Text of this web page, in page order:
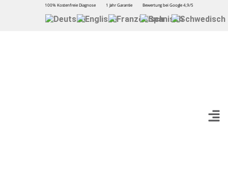
100% Kostenfreie Diagnose 1 Jahr Garantie Bewertung bei Google 4,9/5